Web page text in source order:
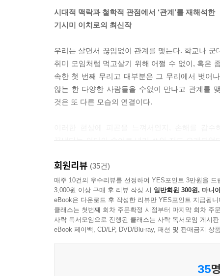
시대적 맥락과 철학적 관점에서 ‘관계’를 재해석한
기시미 이치로의 최신작
우리는 살면서 끊임없이 관계를 맺는다. 학교나
취미 모임처럼 먹고살기 위해 어쩔 수 없이, 혹은
속한 첫 번째 무리고 대부분은 그 무리에서 벗어
않는 한 다양한 사람들을 수없이 만나고 관계를
것은 또 다른 모습의 연결이다.
끝낸다는 의미의 속어로 널리 쓰인 지도 오래되
정도면 인간관계에서 빚어지는 스트레스가 어느
그렇다면 마음에 들지 않는 관계라면 무조건 끊
전제하는 조건이 있다. “인간은 혼자서는 살 수
완전하지도 않다. 나의 어떤 부분을 타인이 채워
완전한 부정이 아니라 제대로 된 관계 맺기가 필요
회원리뷰 (35건)
매주 10건의 우수리뷰를 선정하여 YES포인트 3만원을 드
3,000원 이상 구매 후 리뷰 작성 시 일반회원 300원, 마니
eBook은 다운로드 후 작성한 리뷰만 YES포인트 지급됩니
클래스는 첫번째 회차 주문확정 시점부터 마지막 회차 주
사락 독서모임으로 진행된 클래스는 사락 독서모임 게시
eBook 페이백, CD/LP, DVD/Blu-ray, 패션 및 판매금지 상
35